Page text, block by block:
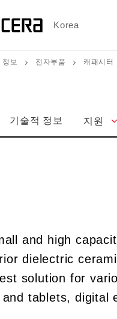
Korea
정보 전자부품 캐패시터
기술적 정보 지원
and high
dielectric
solution for
tablets, digital